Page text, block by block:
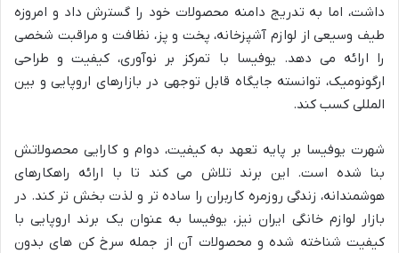
داشت، اما به تدریج دامنه محصولات خود را گسترش داد و امروزه
طیف وسیعی از لوازم آشپزخانه، پخت و پز، نظافت و مراقبت شخصی
را ارائه می دهد. یوفیسا با تمرکز بر نوآوری، کیفیت و طراحی
ارگونومیک، توانسته جایگاه قابل توجهی در بازارهای اروپایی و بین
المللی کسب کند.
شهرت یوفیسا بر پایه تعهد به کیفیت، دوام و کارایی محصولاتش
بنا شده است. این برند تلاش می کند تا با ارائه راهکارهای
هوشمندانه، زندگی روزمره کاربران را ساده تر و لذت بخش تر کند. در
بازار لوازم خانگی ایران نیز، یوفیسا به عنوان یک برند اروپایی با
کیفیت شناخته شده و محصولات آن از جمله سرخ کن های بدون